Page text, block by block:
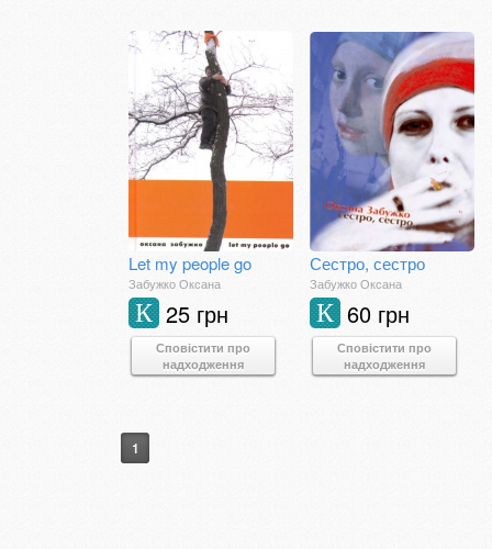
Let my people go
Забужко Оксана
25 грн
К
Сповістити про
надходження
Сестро, сестро
Забужко Оксана
60 грн
К
Сповістити про
надходження
1